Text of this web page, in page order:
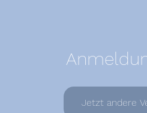
Jetzt andere